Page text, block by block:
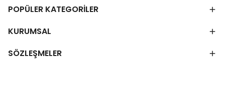
POPÜLER KATEGORİLER
KURUMSAL
SÖZLEŞMELER